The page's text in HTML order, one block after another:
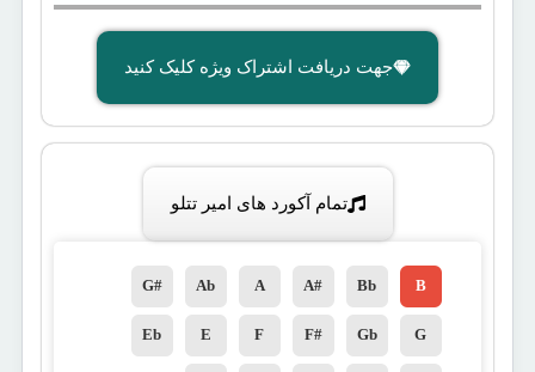
جهت دریافت اشتراک ویژه کلیک کنید
تمام آکورد های امیر تتلو
B
Bb
A#
A
Ab
G#
G
Gb
F#
F
E
Eb